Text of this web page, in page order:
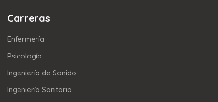
Carreras
Enfermería
Psicología
Ingeniería de Sonido
Ingeniería Sanitaria